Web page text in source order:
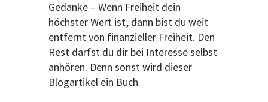
Gedanke – Wenn Freiheit dein
höchster Wert ist, dann bist du weit
entfernt von finanzieller Freiheit. Den
Rest darfst du dir bei Interesse selbst
anhören. Denn sonst wird dieser
Blogartikel ein Buch.